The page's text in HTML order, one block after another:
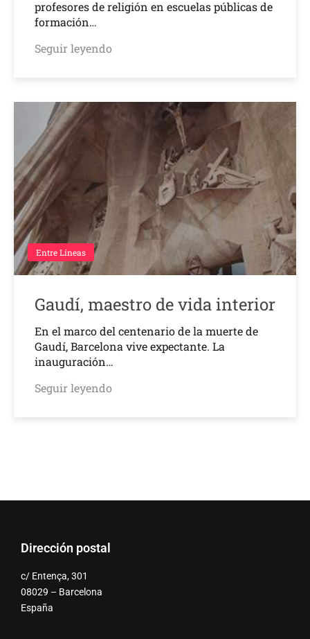
profesores de religión en escuelas públicas de
formación…
Seguir leyendo
Entre Líneas
Gaudí, maestro de vida interior
En el marco del centenario de la muerte de
Gaudí, Barcelona vive expectante. La
inauguración…
Seguir leyendo
Dirección postal
c/ Entença, 301
08029 – Barcelona
España